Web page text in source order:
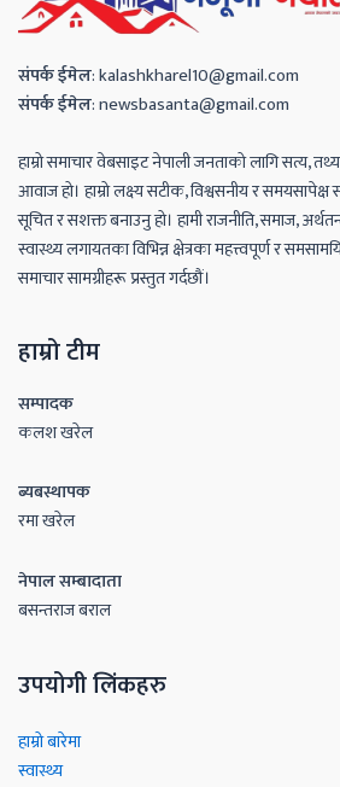
संपर्कईमेल:kalashkharel10@gmail.com
संपर्कईमेल:newsbasanta@gmail.com
हाम्रो समाचार वेबसाइट नेपाली जनताको लागि सत्य,
आवाज हो। हाम्रो लक्ष्य सटीक, विश्वसनीय र समयसापेक्ष
सूचित र सशक्त बनाउनु हो। हामी राजनीति, समाज,
स्वास्थ्य लगायतका विभिन्न क्षेत्रका महत्त्वपूर्ण र
समाचार सामग्रीहरू प्रस्तुत गर्दछौं।
हाम्रो टीम
सम्पादक
कलश खरेल
ब्यबस्थापक
रमा खरेल
नेपाल सम्बादाता
बसन्तराज बराल
उपयोगी लिंकहरु
हाम्रो बारेमा
स्वास्थ्य